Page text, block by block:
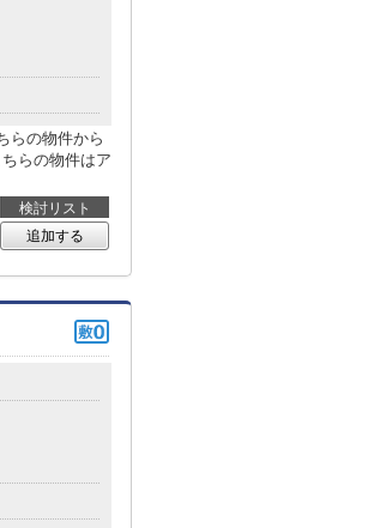
らの物件から
らの物件はア
検討リスト
追加する